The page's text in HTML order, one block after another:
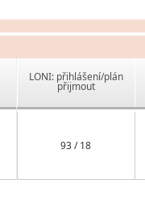
LONI: přihlášení/plán
přijmout
93 / 18